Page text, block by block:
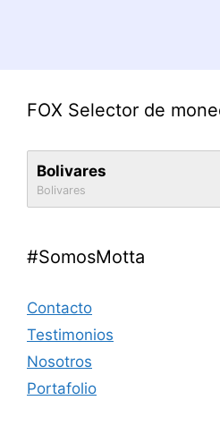
FOX Selector de
Bolivares
Bolivares
#SomosMotta
Contacto
Testimonios
Nosotros
Portafolio